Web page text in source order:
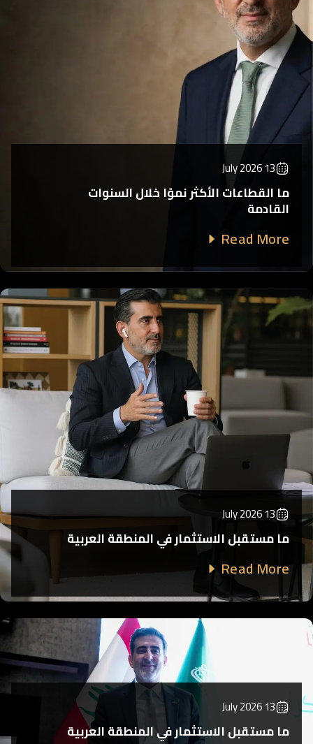
13 July 2026
ما القطاعات الأكثر نموًا خلال السنوات
القادمة
Read More
13 July 2026
ما مستقبل الاستثمار في المنطقة العربية
Read More
13 July 2026
ما مستقبل الاستثمار في المنطقة العربية